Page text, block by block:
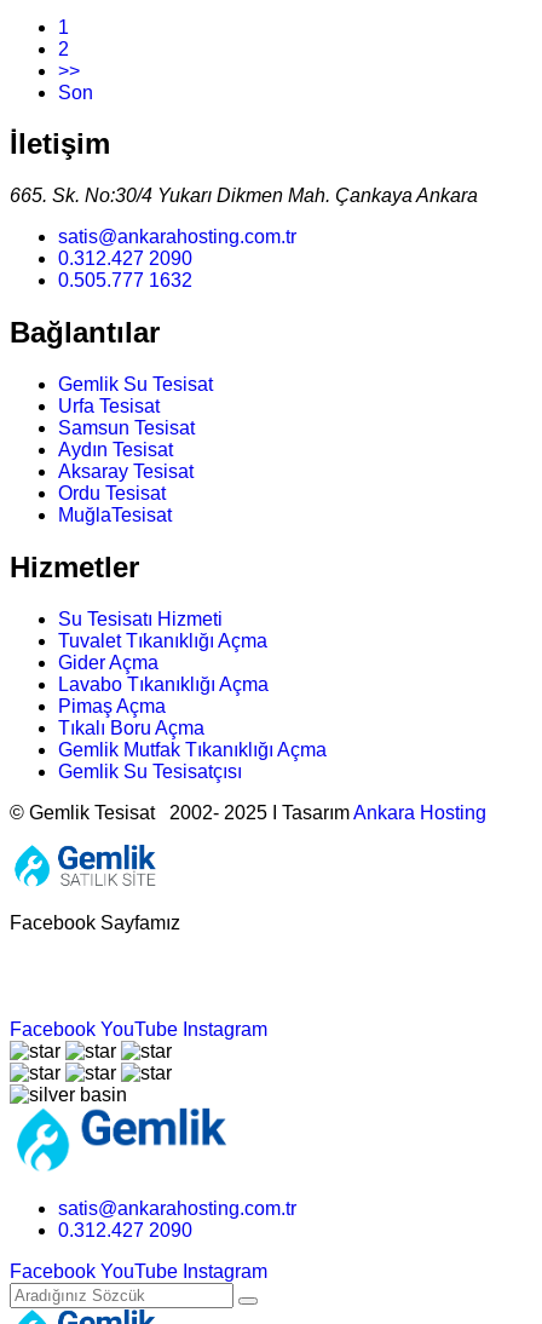
1
2
>>
Son
İletişim
665. Sk. No:30/4 Yukarı Dikmen Mah. Çankaya Ankara
satis@ankarahosting.com.tr
0.312.427 2090
0.505.777 1632
Bağlantılar
Gemlik Su Tesisat
Urfa Tesisat
Samsun Tesisat
Aydın Tesisat
Aksaray Tesisat
Ordu Tesisat
MuğlaTesisat
Hizmetler
Su Tesisatı Hizmeti
Tuvalet Tıkanıklığı Açma
Gider Açma
Lavabo Tıkanıklığı Açma
Pimaş Açma
Tıkalı Boru Açma
Gemlik Mutfak Tıkanıklığı Açma
Gemlik Su Tesisatçısı
© Gemlik Tesisat 2002- 2025 I TasarımAnkara Hosting
Facebook Sayfamız
Facebook YouTube Instagram
satis@ankarahosting.com.tr
0.312.427 2090
Facebook YouTube Instagram